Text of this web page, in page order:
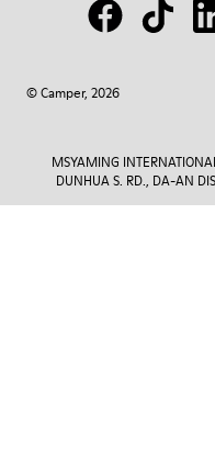
© Camper, 2026
MSYAMING
DUNHUA S. RD., DA-AN